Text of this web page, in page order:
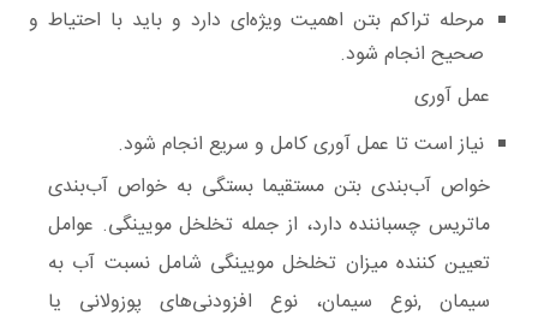
مرحله تراکم بتن اهمیت ویژه‌ای دارد و باید با احتیاط و
صحیح انجام شود.
عمل آوری
نیاز است تا عمل آوری کامل و سریع انجام شود.
خواص آب‌بندی بتن مستقیما بستگی به خواص آب‌بندی
ماتریس چسباننده دارد، از جمله تخلخل مویینگی. عوامل
تعیین کننده میزان تخلخل مویینگی شامل نسبت آب به
سیمان ,نوع سیمان، نوع افزودنی‌های پوزولانی یا